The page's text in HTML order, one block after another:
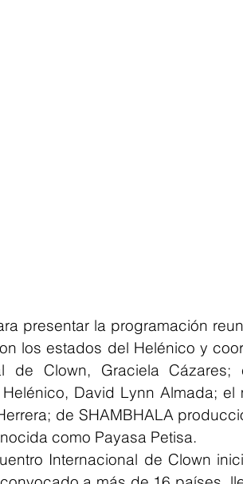
presentar la programación
los estados del Helénico y
de Clown, Graciela
David Lynn Almada; el
de SHAMBHALA
como Payasa Petisa.
Internacional de Clown